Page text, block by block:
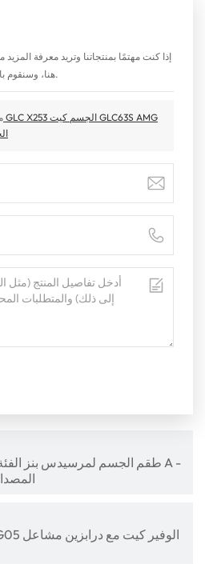
إذا كنت مهتمًا بمنتجاتنا وتريد معرفة
هنا، وسنقوم بالرد عليك في أقرب وقت ممكن.